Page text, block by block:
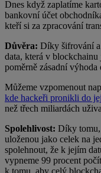
Dnes když zaplatíme
bankovní účet
kteří si za zpracování
Důvěra: Díky šifrování a
data, která v
poměrně zásadní výhoda
Můžeme vzpomenout
kde hackeři pronikli do
než třech miliardách
Spolehlivost: Díky tomu,
uloženou jako celek na
spolehnout, že k jejím
vypneme 99 procent
k tomu, aby celý